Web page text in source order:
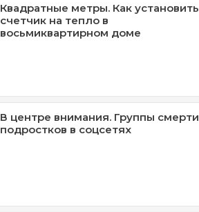
Квадратные метры. Как установить
счетчик на тепло в
восьмиквартирном доме
В центре внимания. Группы смерти
подростков в соцсетях